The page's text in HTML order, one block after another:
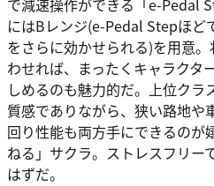
で減速操作ができる「e-Pedal
にはBレンジ(e-Pedal Stepほど
をさらに効かせられる)を用意
わせれば、まったくキャラクタ
しめるのも魅力的だ。上位クラ
質感でありながら、狭い路地や
回り性能も両方手にできるのが
ねる」サクラ。ストレスフリー
はずだ。